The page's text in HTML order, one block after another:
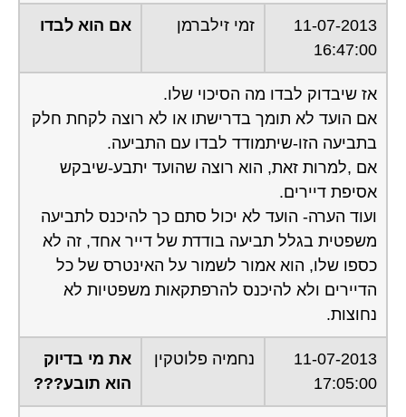
11-07-2013
16:47:00
זמי זילברמן אם הוא לבדו
אז שיבדוק לבדו מה הסיכוי שלו.
אם הועד לא תומך בדרישתו או לא רוצה לקחת חלק
בתביעה הזו-שיתמודד לבדו עם התביעה.
אם ,למרות זאת, הוא רוצה שהועד יתבע-שיבקש
אסיפת דיירים.
ועוד הערה- הועד לא יכול סתם כך להיכנס לתביעה
משפטית בגלל תביעה בודדת של דייר אחד, זה לא
כספו שלו, הוא אמור לשמור על האינטרס של כל
הדיירים ולא להיכנס להרפתקאות משפטיות לא
נחוצות.
11-07-2013
17:05:00
נחמיה פלוטקין
את מי בדיוק
הוא תובע???